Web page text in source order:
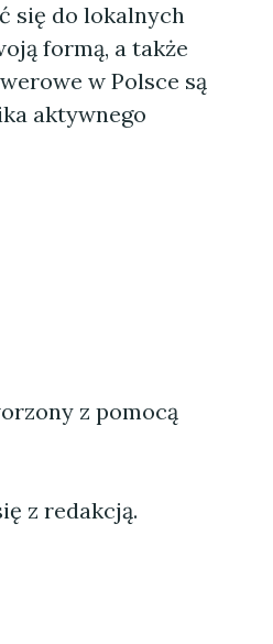
się do lokalnych
formą, a także
w Polsce są
aktywnego
z pomocą
z redakcją.